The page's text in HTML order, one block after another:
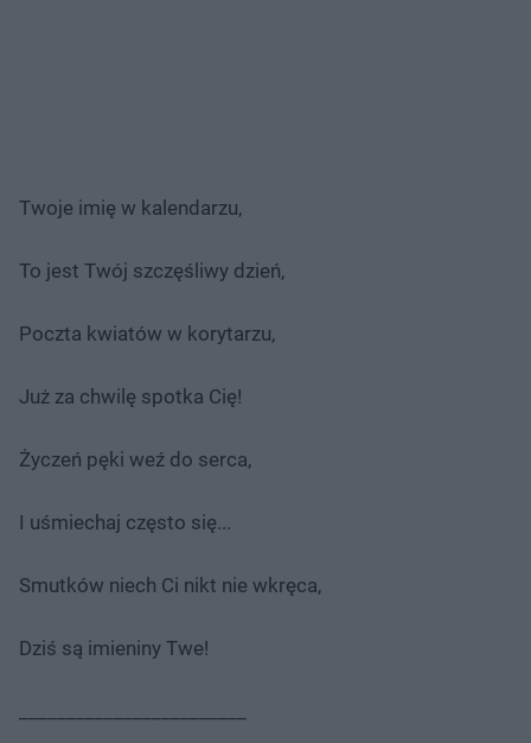
Twoje imię w kalendarzu,
To jest Twój szczęśliwy dzień,
Poczta kwiatów w korytarzu,
Już za chwilę spotka Cię!
Życzeń pęki weź do serca,
I uśmiechaj często się...
Smutków niech Ci nikt nie wkręca,
Dziś są imieniny Twe!